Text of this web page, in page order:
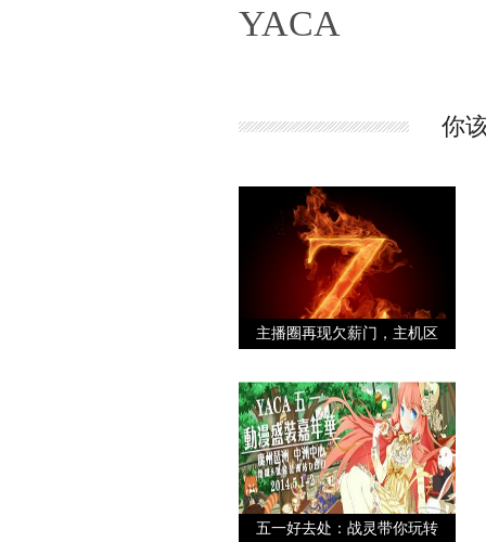
YACA
你
主播圈再现欠薪门，主机区
五一好去处：战灵带你玩转